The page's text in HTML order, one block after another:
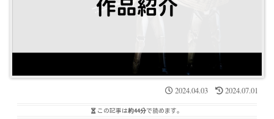
2024.04.03 2024.07.01
この記事は約44分で読めます。